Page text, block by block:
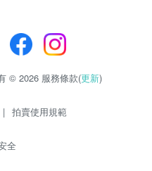
© 2026 服務條款(更新)
| 拍賣使用規範
全